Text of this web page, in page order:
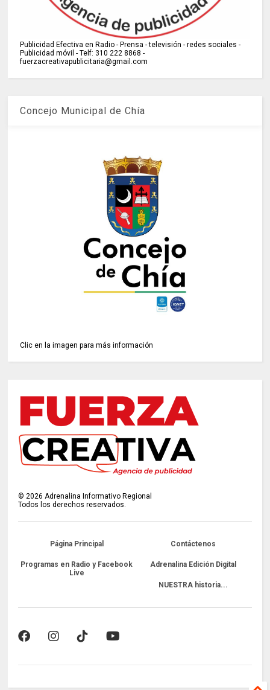
Publicidad Efectiva en Radio - Prensa - televisión - redes sociales -
Publicidad móvil - Telf: 310 222 8868 -
fuerzacreativapublicitaria@gmail.com
Concejo Municipal de Chía
Clic en la imagen para más información
©2026 Adrenalina Informativo Regional
Todos los derechos reservados.
Página Principal Contáctenos
Programas en Radio y Facebook
Live
Adrenalina Edición Digital
NUESTRA historia...